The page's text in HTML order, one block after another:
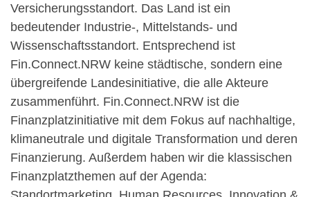
Versicherungsstandort. Das Land ist ein
bedeutender Industrie-, Mittelstands- und
Wissenschaftsstandort. Entsprechend ist
Fin.Connect.NRW keine städtische, sondern eine
übergreifende Landesinitiative, die alle Akteure
zusammenführt. Fin.Connect.NRW ist die
Finanzplatzinitiative mit dem Fokus auf nachhaltige,
klimaneutrale und digitale Transformation und deren
Finanzierung. Außerdem haben wir die klassischen
Finanzplatzthemen auf der Agenda: